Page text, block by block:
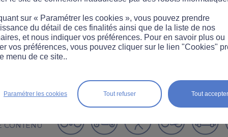
professionnel : une
des actes encore
CONTENU
sur « Paramétrer les cookies », vous pouvez prendre
du détail de ces finalités ainsi que de la liste de nos
et nous indiquer vos préférences. Pour en savoir plus ou
vos préférences, vous pouvez cliquer sur le lien "Cookies"
menu de ce site..
Tout accepter
Tout refuser
Paramétrer les cookies